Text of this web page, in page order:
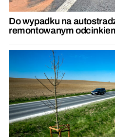
Do wypadku na
remontowanym